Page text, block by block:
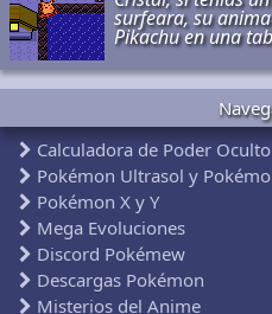
surfeara, su
Pikachu en una
Calculadora de Poder Oculto
Pokémon Ultrasol y
Pokémon X y Y
Mega Evoluciones
Discord Pokémew
Descargas Pokémon
Misterios del Anime